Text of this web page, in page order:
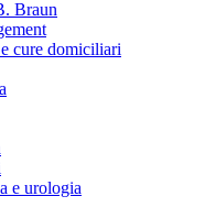
Braun
cure domiciliari
e urologia